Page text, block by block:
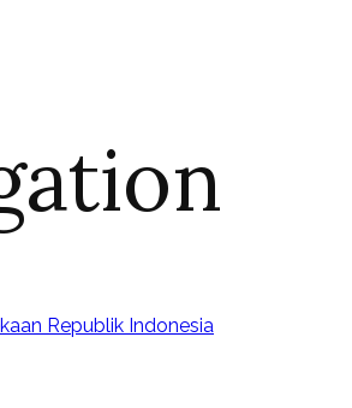
Republik Indonesia